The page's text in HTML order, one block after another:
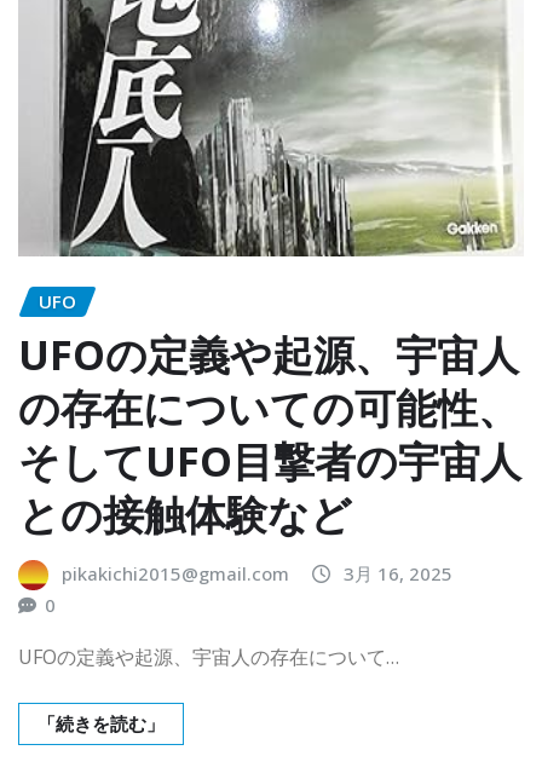
UFO
UFOの定義や起源、宇宙人
の存在についての可能性、
そしてUFO目撃者の宇宙人
との接触体験など
pikakichi2015@gmail.com
3月 16, 2025
0
UFOの定義や起源、宇宙人の存在について…
「続きを読む」